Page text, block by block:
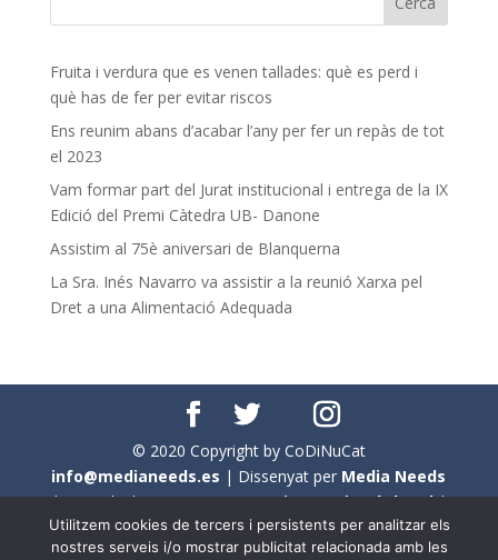
Fruita i verdura que es venen tallades: què es perd i
què has de fer per evitar riscos
Ens reunim abans d’acabar l’any per fer un repàs de tot
el 2023
Vam formar part del Jurat institucional i entrega de la IX
Edició del Premi Càtedra UB- Danone
Assistim al 75è aniversari de Blanquerna
La Sra. Inés Navarro va assistir a la reunió Xarxa pel
Dret a una Alimentació Adequada
© 2020 Copyright by CoDiNuCat
info@medianeeds.es | Dissenyat per Media Needs
| Tots els drets reservats aCoDiNuCat |Avís legal|
Avís per cookies
Utilitzem cookies de tercers i persistents per analitzar els
nostres serveis i/o mostrar publicitat relacionada amb les